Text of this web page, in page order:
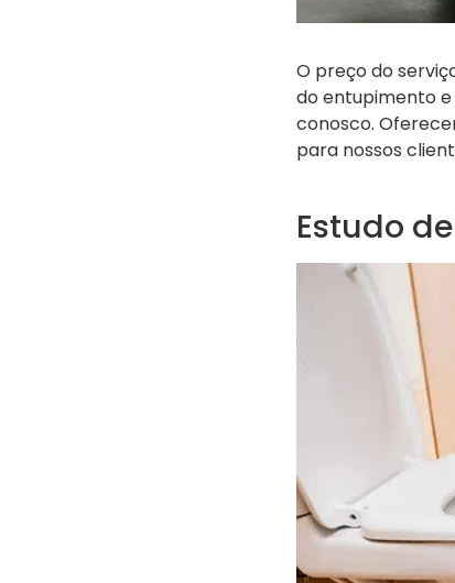
O preço do
do entupimento
conosco.
para nossos
Estudo